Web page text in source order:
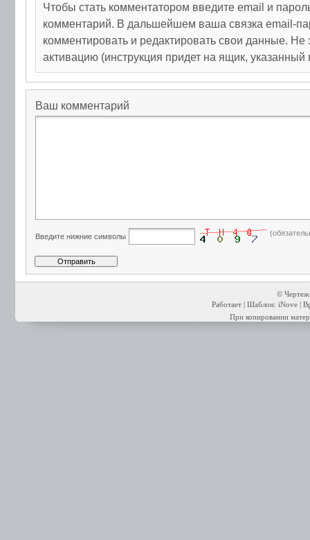
Чтобы стать комментатором введите email и
комментарий. В дальшейшем ваша связка email-
комментировать и редактировать свои данные. Не
активацию (инструкция придет на ящик, указанный
Ваш комментарий
Введите нижние символы
©
Работает | Шаблон: iNove |
При копировании